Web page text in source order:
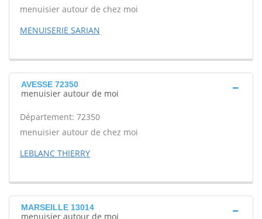
menuisier autour de chez moi
MENUISERIE SARIAN
AVESSE 72350
menuisier autour de moi
Département: 72350
menuisier autour de chez moi
LEBLANC THIERRY
MARSEILLE 13014
menuisier autour de moi